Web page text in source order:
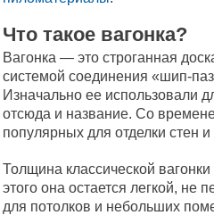
Что такое вагонка?
Вагонка — это строганная
системой соединения «шип-
Изначально ее использовали
отсюда и название. Со
популярных для отделки стен и
Толщина классической
этого она остается легкой, не
для потолков и небольших